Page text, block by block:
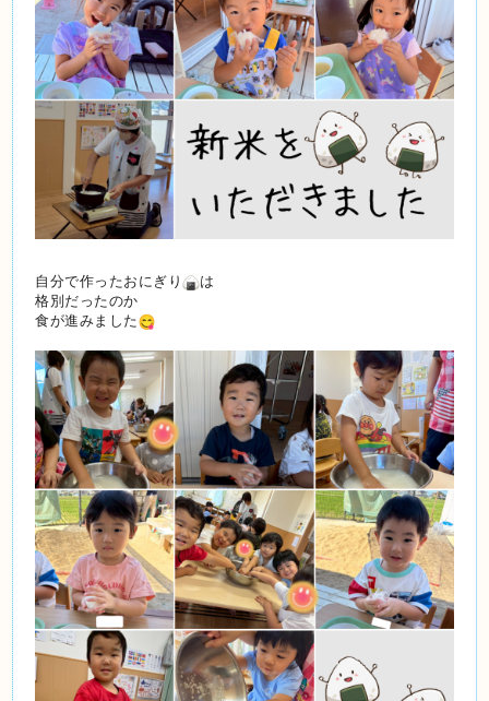
自分で作ったおにぎり
は
格別だったのか
食が進みました